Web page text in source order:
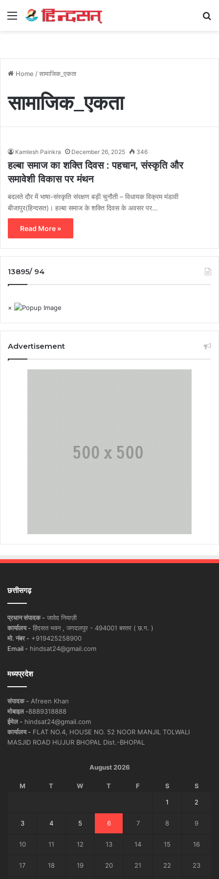
Menu
Home /सामाजिक_एकता
सामाजिक_एकता
Kamlesh Painkra December 26, 2025 346
हल्बा समाज का शक्ति दिवस : पहचान, संस्कृति और
समावेशी विकास पर मंथन
बदलते दौर में भाषा-संस्कृति संरक्षण बड़ी चुनौती – विधायक विक्रम मंडावी
बीजापुर(हिन्दसत)। हल्बा समाज के शक्ति दिवस के अवसर पर…
Read More »
13895/ 94
×
Advertisement
छत्तीसगढ़
प्रधान संपादक - जावेद नियाज़ी
कार्यालय - हिंदसत भवन , जगदलपुर - 494001 बस्तर ( छ.ग. )
मो. नंबर - +919425258900
Email - hindsat24@gmail.com
मध्यप्रदेश
संपादक - Afreen Khan
मोबाइल -8889318888
ईमेल - hindsat24@gmail.com
कार्यालय - FLAT NO.4, HOUSE NO. 52 NOOR MANJIL TOLWALI
MASJID ROAD HUJUR BHOPAL Dist.-BHOPAL
August 2026
M T W T F S S
1 2
3 4 5 6 7 8 9
10 11 12 13 14 15 16
17 18 19 20 21 22 23